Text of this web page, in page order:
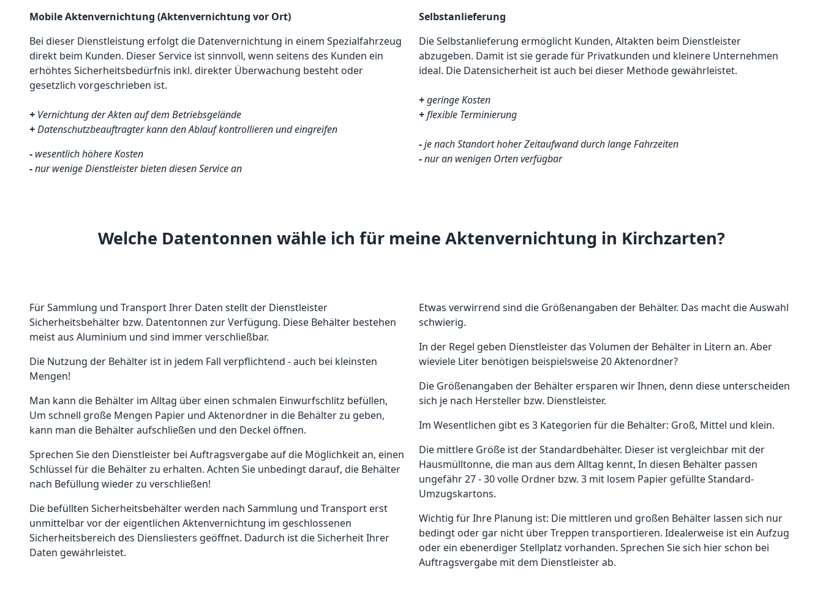
Mobile Aktenvernichtung (Aktenvernichtung vor Ort)
Bei dieser Dienstleistung erfolgt die Datenvernichtung in einem Spezialfahrzeug
direkt beim Kunden. Dieser Service ist sinnvoll, wenn seitens des Kunden ein
erhöhtes Sicherheitsbedürfnis inkl. direkter Überwachung besteht oder
gesetzlich vorgeschrieben ist.
+ Vernichtung der Akten auf dem Betriebsgelände
+Datenschutzbeauftragter kann den Ablauf kontrollieren und eingreifen
- wesentlich höhere Kosten
-nur wenige Dienstleister bieten diesen Service an
Selbstanlieferung
Die Selbstanlieferung ermöglicht Kunden, Altakten beim Dienstleister
abzugeben. Damit ist sie gerade für Privatkunden und kleinere Unternehmen
ideal. Die Datensicherheit ist auch bei dieser Methode gewährleistet.
+geringe Kosten
+flexible Terminierung
-je nach Standort hoher Zeitaufwand durch lange Fahrzeiten
-nur an wenigen Orten verfügbar
Welche Datentonnen wähle ich für meine Aktenvernichtung in Kirchzarten?
Für Sammlung und Transport Ihrer Daten stellt der Dienstleister
Sicherheitsbehälter bzw. Datentonnen zur Verfügung. Diese Behälter bestehen
meist aus Aluminium und sind immer verschließbar.
Die Nutzung der Behälter ist in jedem Fall verpflichtend - auch bei kleinsten
Mengen!
Man kann die Behälter im Alltag über einen schmalen Einwurfschlitz befüllen,
Um schnell große Mengen Papier und Aktenordner in die Behälter zu geben,
kann man die Behälter aufschließen und den Deckel öffnen.
Sprechen Sie den Dienstleister bei Auftragsvergabe auf die Möglichkeit an, einen
Schlüssel für die Behälter zu erhalten. Achten Sie unbedingt darauf, die Behälter
nach Befüllung wieder zu verschließen!
Die befüllten Sicherheitsbehälter werden nach Sammlung und Transport erst
unmittelbar vor der eigentlichen Aktenvernichtung im geschlossenen
Sicherheitsbereich des Diensliesters geöffnet. Dadurch ist die Sicherheit Ihrer
Daten gewährleistet.
Etwas verwirrend sind die Größenangaben der Behälter. Das macht die Auswahl
schwierig.
In der Regel geben Dienstleister das Volumen der Behälter in Litern an. Aber
wieviele Liter benötigen beispielsweise 20 Aktenordner?
Die Größenangaben der Behälter ersparen wir Ihnen, denn diese unterscheiden
sich je nach Hersteller bzw. Dienstleister.
Im Wesentlichen gibt es 3 Kategorien für die Behälter: Groß, Mittel und klein.
Die mittlere Größe ist der Standardbehälter. Dieser ist vergleichbar mit der
Hausmülltonne, die man aus dem Alltag kennt, In diesen Behälter passen
ungefähr 27 - 30 volle Ordner bzw. 3 mit losem Papier gefüllte Standard-
Umzugskartons.
Wichtig für Ihre Planung ist: Die mittleren und großen Behälter lassen sich nur
bedingt oder gar nicht über Treppen transportieren. Idealerweise ist ein Aufzug
oder ein ebenerdiger Stellplatz vorhanden. Sprechen Sie sich hier schon bei
Auftragsvergabe mit dem Dienstleister ab.